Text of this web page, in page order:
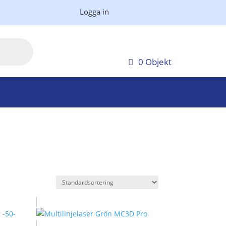
Logga in
0 Objekt